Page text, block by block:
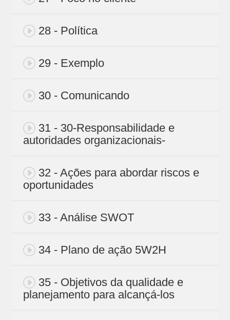
28 - Política
29 - Exemplo
30 - Comunicando
31 - 30-Responsabilidade e
autoridades organizacionais-
32 - Ações para abordar riscos e
oportunidades
33 - Análise SWOT
34 - Plano de ação 5W2H
35 - Objetivos da qualidade e
planejamento para alcançá-los